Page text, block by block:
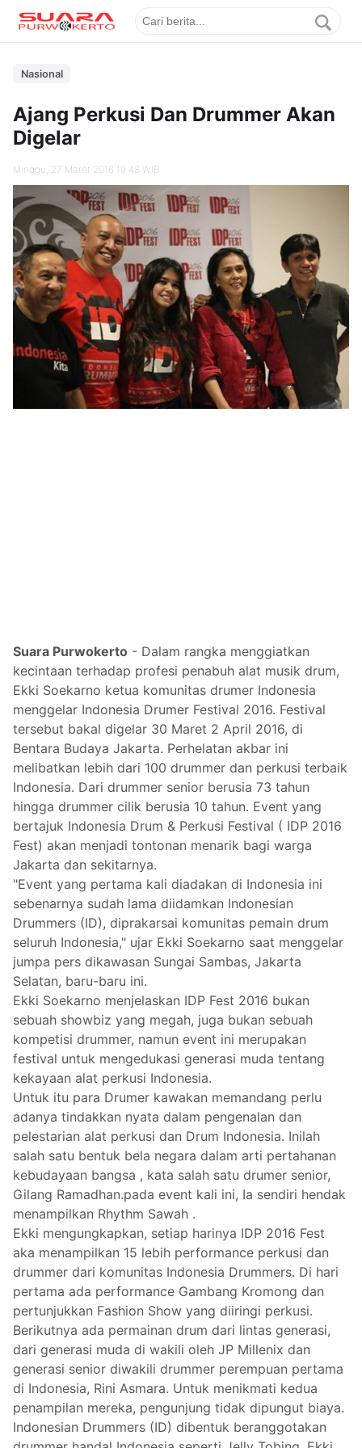
Nasional
Ajang Perkusi Dan Drummer Akan
Digelar
Minggu, 27 Maret 2016 19.48 WIB
Suara Purwokerto - Dalam rangka menggiatkan
kecintaan terhadap profesi penabuh alat musik drum,
Ekki Soekarno ketua komunitas drumer Indonesia
menggelar Indonesia Drumer Festival 2016. Festival
tersebut bakal digelar 30 Maret 2 April 2016, di
Bentara Budaya Jakarta. Perhelatan akbar ini
melibatkan lebih dari 100 drummer dan perkusi terbaik
Indonesia. Dari drummer senior berusia 73 tahun
hingga drummer cilik berusia 10 tahun. Event yang
bertajuk Indonesia Drum & Perkusi Festival ( IDP 2016
Fest) akan menjadi tontonan menarik bagi warga
Jakarta dan sekitarnya.
"Event yang pertama kali diadakan di Indonesia ini
sebenarnya sudah lama diidamkan Indonesian
Drummers (ID), diprakarsai komunitas pemain drum
seluruh Indonesia," ujar Ekki Soekarno saat menggelar
jumpa pers dikawasan Sungai Sambas, Jakarta
Selatan, baru-baru ini.
Ekki Soekarno menjelaskan IDP Fest 2016 bukan
sebuah showbiz yang megah, juga bukan sebuah
kompetisi drummer, namun event ini merupakan
festival untuk mengedukasi generasi muda tentang
kekayaan alat perkusi Indonesia.
Untuk itu para Drumer kawakan memandang perlu
adanya tindakkan nyata dalam pengenalan dan
pelestarian alat perkusi dan Drum Indonesia. Inilah
salah satu bentuk bela negara dalam arti pertahanan
kebudayaan bangsa , kata salah satu drumer senior,
Gilang Ramadhan.pada event kali ini, Ia sendiri hendak
menampilkan Rhythm Sawah .
Ekki mengungkapkan, setiap harinya IDP 2016 Fest
aka menampilkan 15 lebih performance perkusi dan
drummer dari komunitas Indonesia Drummers. Di hari
pertama ada performance Gambang Kromong dan
pertunjukkan Fashion Show yang diiringi perkusi.
Berikutnya ada permainan drum dari lintas generasi,
dari generasi muda di wakili oleh JP Millenix dan
generasi senior diwakili drummer perempuan pertama
di Indonesia, Rini Asmara. Untuk menikmati kedua
penampilan mereka, pengunjung tidak dipungut biaya.
Indonesian Drummers (ID) dibentuk beranggotakan